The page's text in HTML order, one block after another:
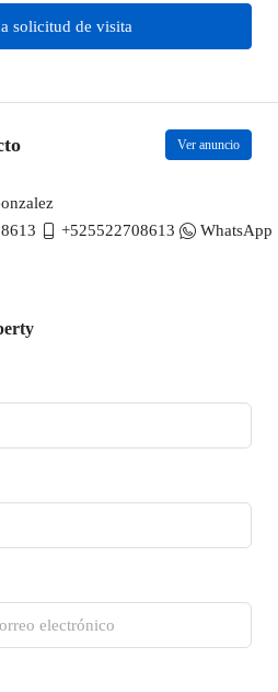
solicitud de visita
Ver anuncio
+525522708613 WhatsApp